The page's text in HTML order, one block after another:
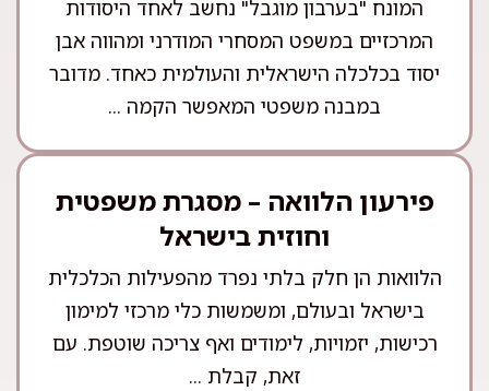
המונח "בערבון מוגבל" נחשב לאחד היסודות
המרכזיים במשפט המסחרי המודרני ומהווה אבן
יסוד בכלכלה הישראלית והעולמית כאחד. מדובר
במבנה משפטי המאפשר הקמה ...
פירעון הלוואה – מסגרת משפטית
וחוזית בישראל
הלוואות הן חלק בלתי נפרד מהפעילות הכלכלית
בישראל ובעולם, ומשמשות כלי מרכזי למימון
רכישות, יזמויות, לימודים ואף צריכה שוטפת. עם
זאת, קבלת ...